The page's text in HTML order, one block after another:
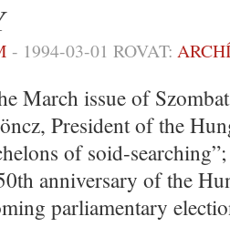
- 1994-03-01 ROVAT:
March issue of
President of the
of soid-
anniversary of the
parliamentary